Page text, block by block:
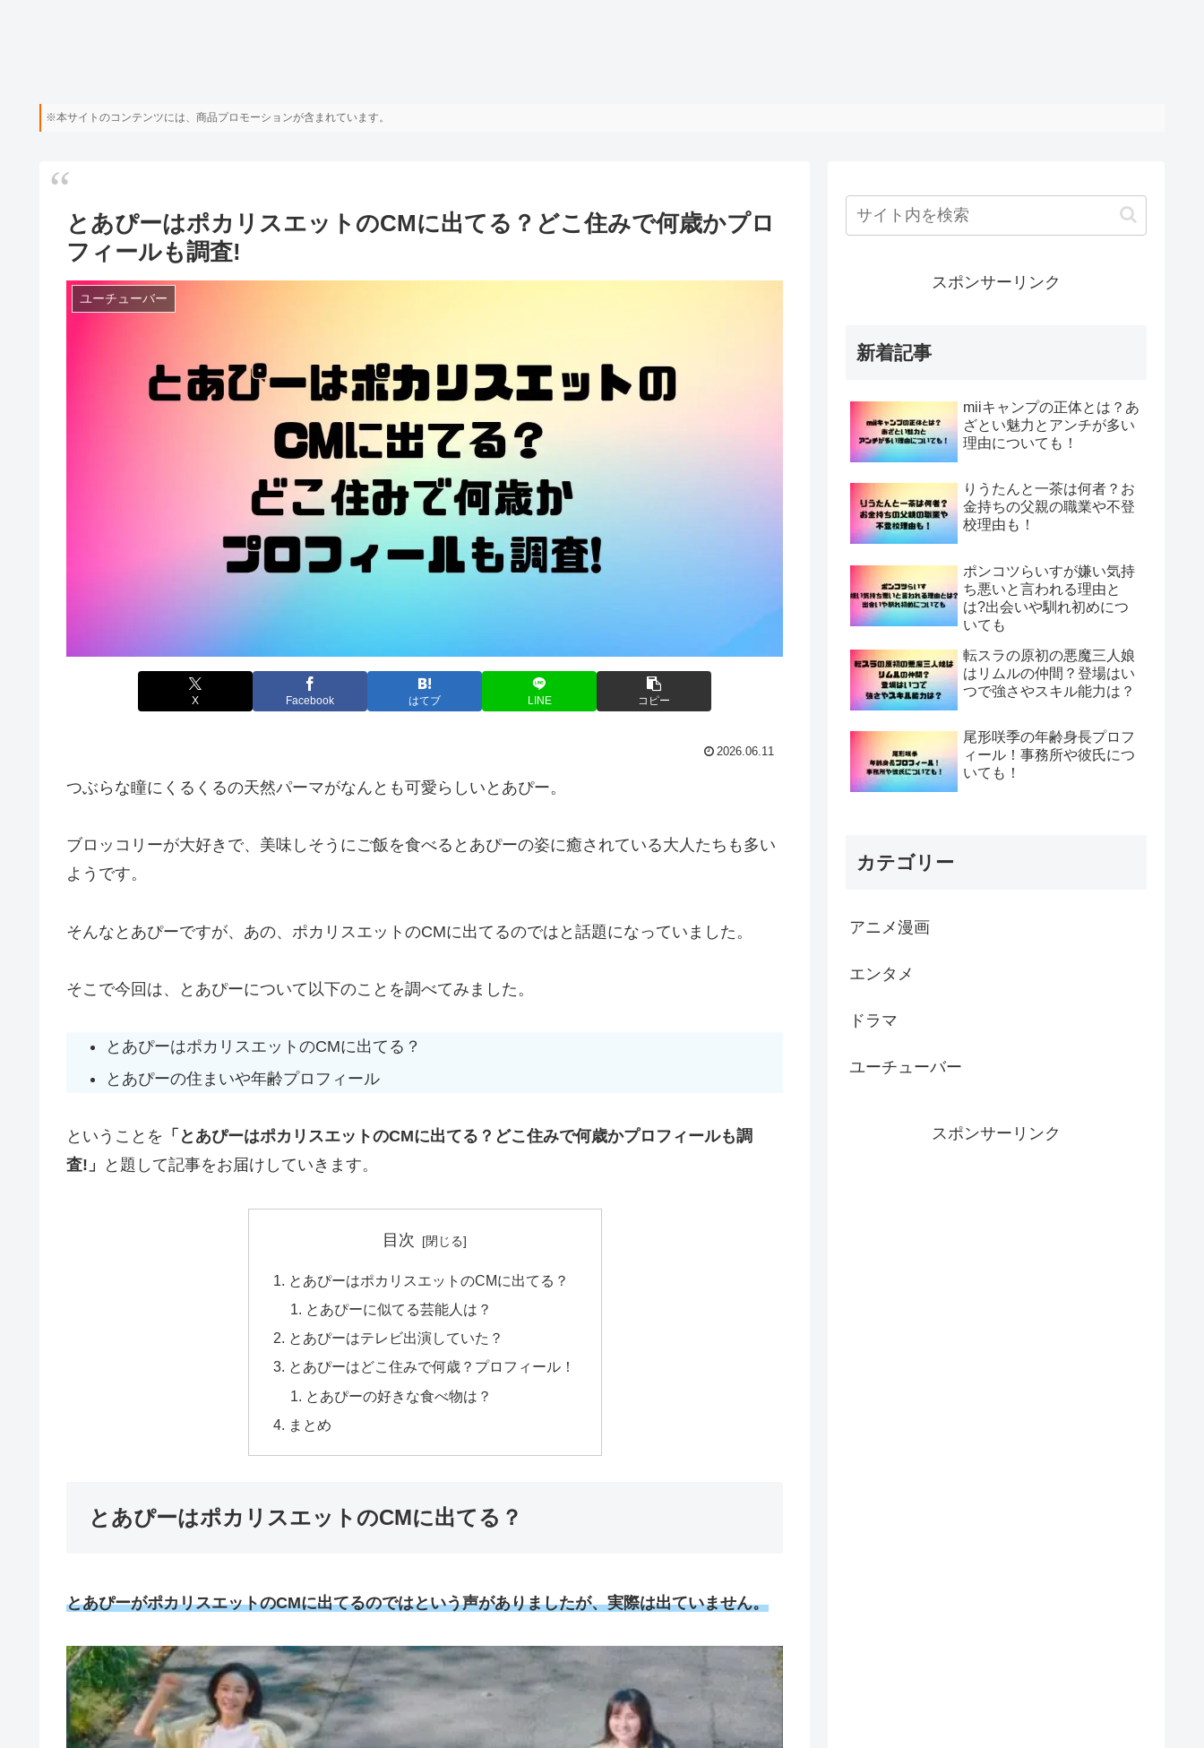
※本サイトのコンテンツには、商品プロモーションが含まれています。
とあぴーはポカリスエットのCMに出てる？どこ住みで何歳かプロ
フィールも調査!
ユーチューバー
X Facebook はてブ LINE コピー
2026.06.11
つぶらな瞳にくるくるの天然パーマがなんとも可愛らしいとあぴー。
ブロッコリーが大好きで、美味しそうにご飯を食べるとあぴーの姿に癒されている大人たちも多い
ようです。
そんなとあぴーですが、あの、ポカリスエットのCMに出てるのではと話題になっていました。
そこで今回は、とあぴーについて以下のことを調べてみました。
とあぴーはポカリスエットのCMに出てる？
とあぴーの住まいや年齢プロフィール
ということを 「とあぴーはポカリスエットのCMに出てる？どこ住みで何歳かプロフィールも調
査!」
と題して記事をお届けしていきます。
目次
とあぴーはポカリスエットのCMに出てる？
とあぴーに似てる芸能人は？
とあぴーはテレビ出演していた？
とあぴーはどこ住みで何歳？プロフィール！
とあぴーの好きな食べ物は？
まとめ
とあぴーはポカリスエットのCMに出てる？
とあぴーがポカリスエットのCMに出てるのではという声がありましたが、実際は出ていません。
スポンサーリンク
新着記事
miiキャンプの正体とは？あ
ざとい魅力とアンチが多い
理由についても！
りうたんと一茶は何者？お
金持ちの父親の職業や不登
校理由も！
ポンコツらいすが嫌い気持
ち悪いと言われる理由と
は?出会いや馴れ初めにつ
いても
転スラの原初の悪魔三人娘
はリムルの仲間？登場はい
つで強さやスキル能力は？
尾形咲季の年齢身長プロフ
ィール！事務所や彼氏につ
いても！
カテゴリー
アニメ漫画
エンタメ
ドラマ
ユーチューバー
スポンサーリンク